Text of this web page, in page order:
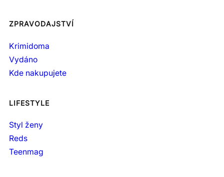
ZPRAVODAJSTVÍ
Krimidoma
Vydáno
Kde nakupujete
LIFESTYLE
Styl ženy
Reds
Teenmag